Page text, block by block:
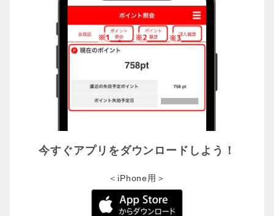
今すぐアプリをダウンロードしよう！
＜iPhone用＞